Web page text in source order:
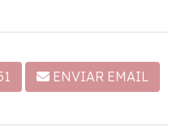
ENVIAR EMAIL